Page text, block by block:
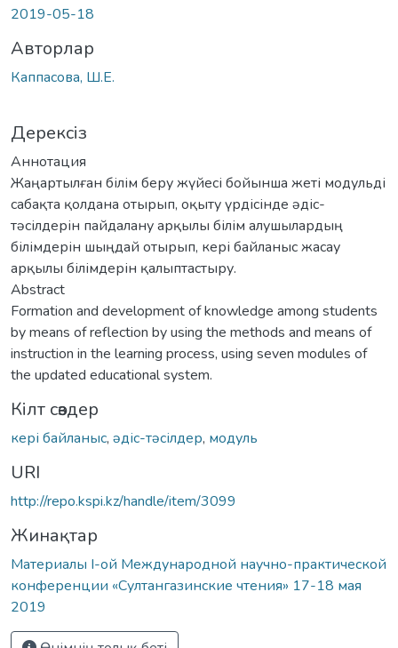
2019-05-18
Авторлар
Каппасова, Ш.Е.
Дерексіз
Аннотация
Жаңартылған білім беру жүйесі бойынша жеті модульді
сабақта қолдана отырып, оқыту үрдісінде əдіс-
тəсілдерін пайдалану арқылы білім алушылардың
білімдерін шыңдай отырып, кері байланыс жасау
арқылы білімдерін қалыптастыру.
Abstract
Formation and development of knowledge among students
by means of reflection by using the methods and means of
instruction in the learning process, using seven modules of
the updated educational system.
Кілт сөздер
кері байланыс, əдіс-тəсілдер, модуль
URI
http://repo.kspi.kz/handle/item/3099
Жинақтар
Материалы I-ой Международной научно-практической
конференции «Султангазинские чтения» 17-18 мая
2019